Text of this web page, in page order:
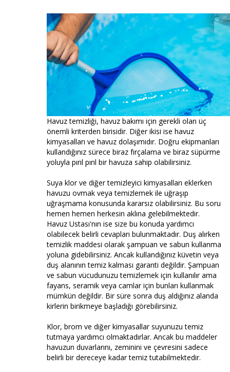
Havuz temizliği, havuz bakımı için gerekli olan üç
önemli kriterden birisidir. Diğer ikisi ise havuz
kimyasalları ve havuz dolaşımıdır. Doğru ekipmanları
kullandığınız sürece biraz fırçalama ve biraz süpürme
yoluyla pırıl pırıl bir havuza sahip olabilirsiniz.
Suya klor ve diğer temizleyici kimyasalları eklerken
havuzu ovmak veya temizlemek ile uğraşıp
uğraşmama konusunda kararsız olabilirsiniz. Bu soru
hemen hemen herkesin aklına gelebilmektedir.
Havuz Ustası'nın ise size bu konuda yardımcı
olabilecek belirli cevapları bulunmaktadır. Duş alırken
temizlik maddesi olarak şampuan ve sabun kullanma
yoluna gidebilirsiniz. Ancak kullandığınız küvetin veya
duş alanının temiz kalması garanti değildir. Şampuan
ve sabun vücudunuzu temizlemek için kullanılır ama
fayans, seramik veya camlar için bunları kullanmak
mümkün değildir. Bir süre sonra duş aldığınız alanda
kirlerin birikmeye başladığı görebilirsiniz.
Klor, brom ve diğer kimyasallar suyunuzu temiz
tutmaya yardımcı olmaktadırlar. Ancak bu maddeler
havuzun duvarlarını, zeminini ve çevresini sadece
belirli bir dereceye kadar temiz tutabilmektedir.